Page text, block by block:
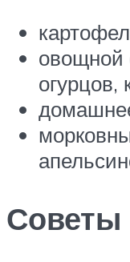
овощной
огурцов,
Советы